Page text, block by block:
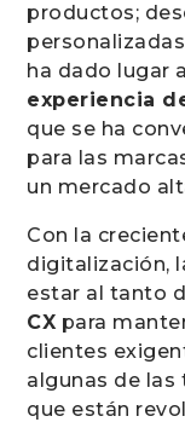
productos;
ha dado lugar
experiencia
que se ha
para las
un mercado
Con la
digitalización,
estar al tanto
CX para
clientes
algunas de las
que están